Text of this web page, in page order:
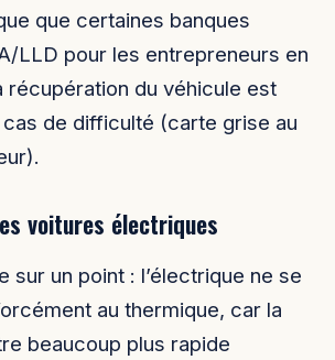
que certaines banques
LLD pour les entrepreneurs en
récupération du véhicule est
de difficulté (carte grise au
voitures électriques
sur un point : l’électrique ne se
au thermique, car la
beaucoup plus rapide